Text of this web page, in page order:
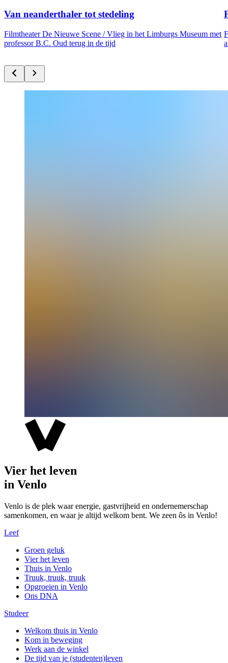
Van neanderthaler tot stedeling
Filmtheater De Nieuwe Scene /Vlieg in het Limburgs Museum met
professor B.C. Oud terug in de tijd
Vier het leven
in Venlo
Venlo is de plek waar energie, gastvrijheid en ondernemerschap
samenkomen, en waar je altijd welkom bent. We zeen ôs in Venlo!
Leef
Groen geluk
Vier het leven
Thuis in Venlo
Truuk, truuk, truuk
Opgroeien in Venlo
Ons DNA
Studeer
Welkom thuis in Venlo
Kom in beweging
Werk aan de winkel
De tijd van je (studenten)leven